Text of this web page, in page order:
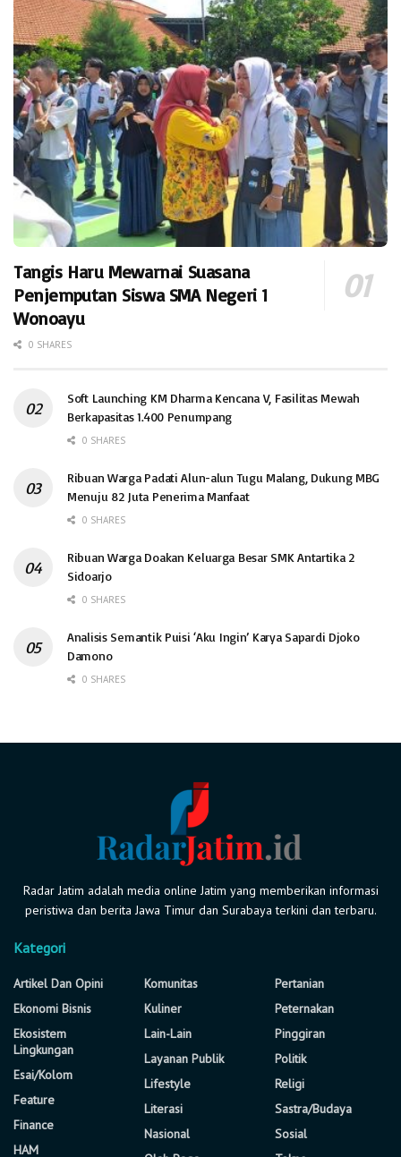
Tangis Haru Mewarnai Suasana
Penjemputan Siswa SMA Negeri 1
Wonoayu
0 SHARES
Soft Launching KM Dharma Kencana V, Fasilitas Mewah
Berkapasitas 1.400 Penumpang
0 SHARES
Ribuan Warga Padati Alun-alun Tugu Malang, Dukung MBG
Menuju 82 Juta Penerima Manfaat
0 SHARES
Ribuan Warga Doakan Keluarga Besar SMK Antartika 2
Sidoarjo
0 SHARES
Analisis Semantik Puisi ‘Aku Ingin’ Karya Sapardi Djoko
Damono
0 SHARES
Radar Jatim adalah media online Jatim yang memberikan informasi
peristiwa dan berita Jawa Timur dan Surabaya terkini dan terbaru.
Kategori
Artikel Dan Opini
Ekonomi Bisnis
Ekosistem
Lingkungan
Esai/Kolom
Feature
Finance
HAM
Komunitas
Kuliner
Lain-Lain
Layanan Publik
Lifestyle
Literasi
Nasional
Pertanian
Peternakan
Pinggiran
Politik
Religi
Sastra/Budaya
Sosial